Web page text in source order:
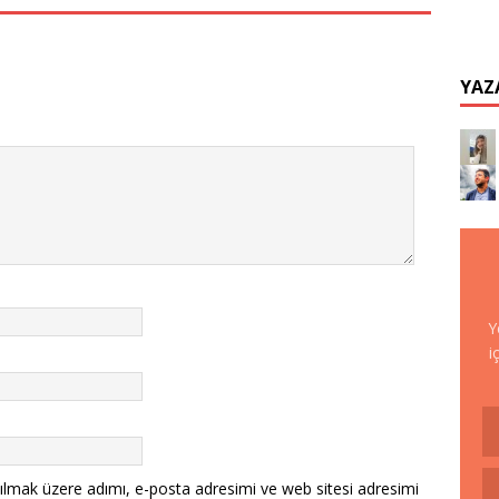
üzere adımı, e-posta adresimi ve web sitesi adresimi